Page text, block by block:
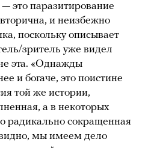
это паразитирование
и неизбежно
поскольку описывает
зритель уже видел
эта. «Однажды
и богаче, это поистине
той же истории,
а в некоторых
радикально сокращенная
мы имеем дело